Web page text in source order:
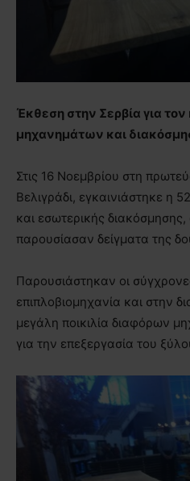
Έκθεση στην Σερβία για
μηχανημάτων και
Στις 16 Νοεμβρίου στη
Βελιγράδι, εγκαινιάστηκε η 52
και εσωτερικής
παρουσίασαν δείγματα της
Παρουσιάστηκαν οι
επιπλοβιομηχανία και στην
μεγάλη ποικιλία διαφόρων
για την επεξεργασία του